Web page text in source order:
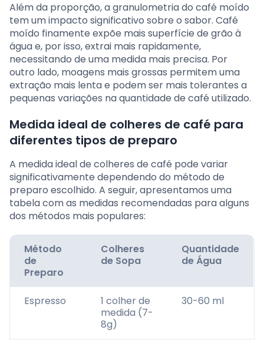
Além da proporção, a granulometria do café moído
tem um impacto significativo sobre o sabor. Café
moído finamente expõe mais superfície de grão à
água e, por isso, extrai mais rapidamente,
necessitando de uma medida mais precisa. Por
outro lado, moagens mais grossas permitem uma
extração mais lenta e podem ser mais tolerantes a
pequenas variações na quantidade de café utilizado.
Medida ideal de colheres de café para
diferentes tipos de preparo
A medida ideal de colheres de café pode variar
significativamente dependendo do método de
preparo escolhido. A seguir, apresentamos uma
tabela com as medidas recomendadas para alguns
dos métodos mais populares:
Método
de
Preparo
Colheres
de Sopa
Quantidade
de Água
Espresso
1 colher de
medida (7-
8g)
30-60 ml